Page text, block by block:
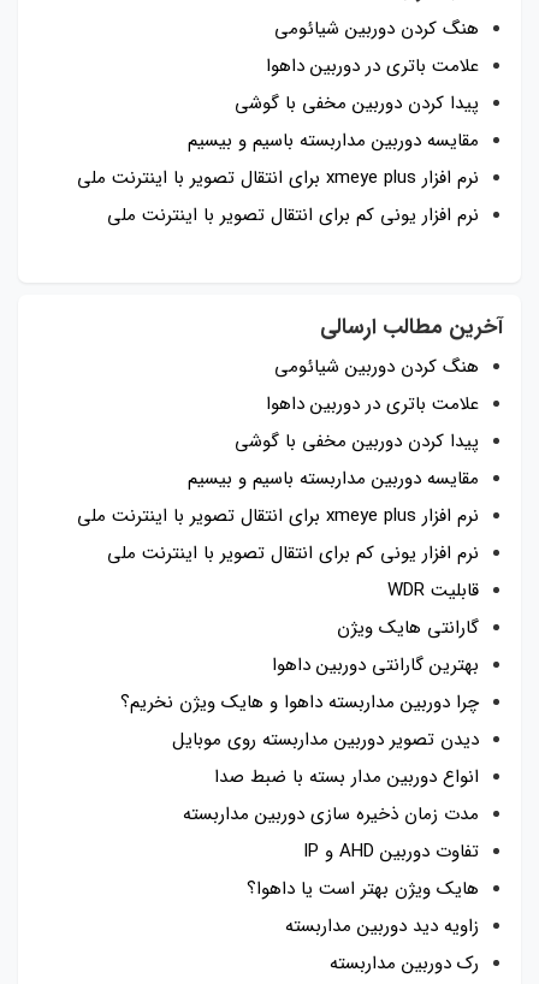
هنگ کردن دوربین شیائومی
علامت باتری در دوربین داهوا
پیدا کردن دوربین مخفی با گوشی
مقایسه دوربین مداربسته باسیم و بیسیم
نرم افزار xmeye plus برای انتقال تصویر با اینترنت ملی
نرم افزار یونی کم برای انتقال تصویر با اینترنت ملی
آخرین مطالب ارسالی
هنگ کردن دوربین شیائومی
علامت باتری در دوربین داهوا
پیدا کردن دوربین مخفی با گوشی
مقایسه دوربین مداربسته باسیم و بیسیم
نرم افزار xmeye plus برای انتقال تصویر با اینترنت ملی
نرم افزار یونی کم برای انتقال تصویر با اینترنت ملی
قابلیت WDR
گارانتی هایک ویژن
بهترین گارانتی دوربین داهوا
چرا دوربین مداربسته داهوا و هایک ویژن نخریم؟
دیدن تصویر دوربین مداربسته روی موبایل
انواع دوربین مدار بسته با ضبط صدا
مدت زمان ذخیره سازی دوربین مداربسته
تفاوت دوربین AHD و IP
هایک ویژن بهتر است یا داهوا؟
زاویه دید دوربین مداربسته
رک دوربین مداربسته